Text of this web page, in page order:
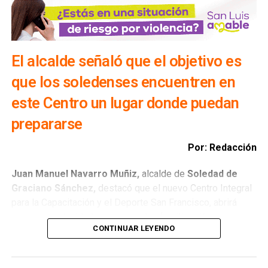
familias de colonia Del Bosque
NO TE PIERDAS
DIF realizó convivencia para adultos mayores en
Soledad
El alcalde señaló que el objetivo es
que los soledenses encuentren en
este Centro un lugar donde puedan
prepararse
Por: Redacción
Juan Manuel Navarro Muñiz,alcalde de Soledad de
Graciano Sánchez, destacó que el nuevo Centro Integral
nuevas oportunidades para que las familias -jóvenes y
adultos-, puedan aprender oficios, desarrollar habilidades
ingresos mediante el autoempleo o la incorporación al
CONTINUAR LEYENDO